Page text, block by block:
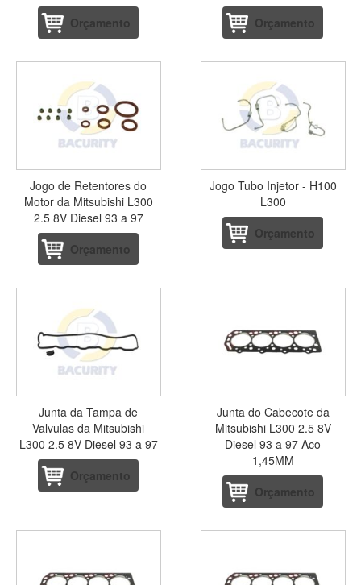
Orçamento
Orçamento
Jogo de Retentores do
Motor da Mitsubishi L300
2.5 8V Diesel 93 a 97
Orçamento
Jogo Tubo Injetor - H100
L300
Orçamento
Junta da Tampa de
Valvulas da Mitsubishi
L300 2.5 8V Diesel 93 a 97
Orçamento
Junta do Cabecote da
Mitsubishi L300 2.5 8V
Diesel 93 a 97 Aco
1,45MM
Orçamento